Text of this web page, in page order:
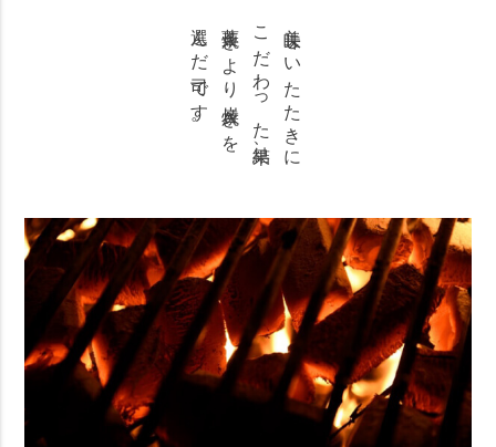
美味しいたたきに
こだわった結果、
藁焼きより炭焼きを
選んだ司です。